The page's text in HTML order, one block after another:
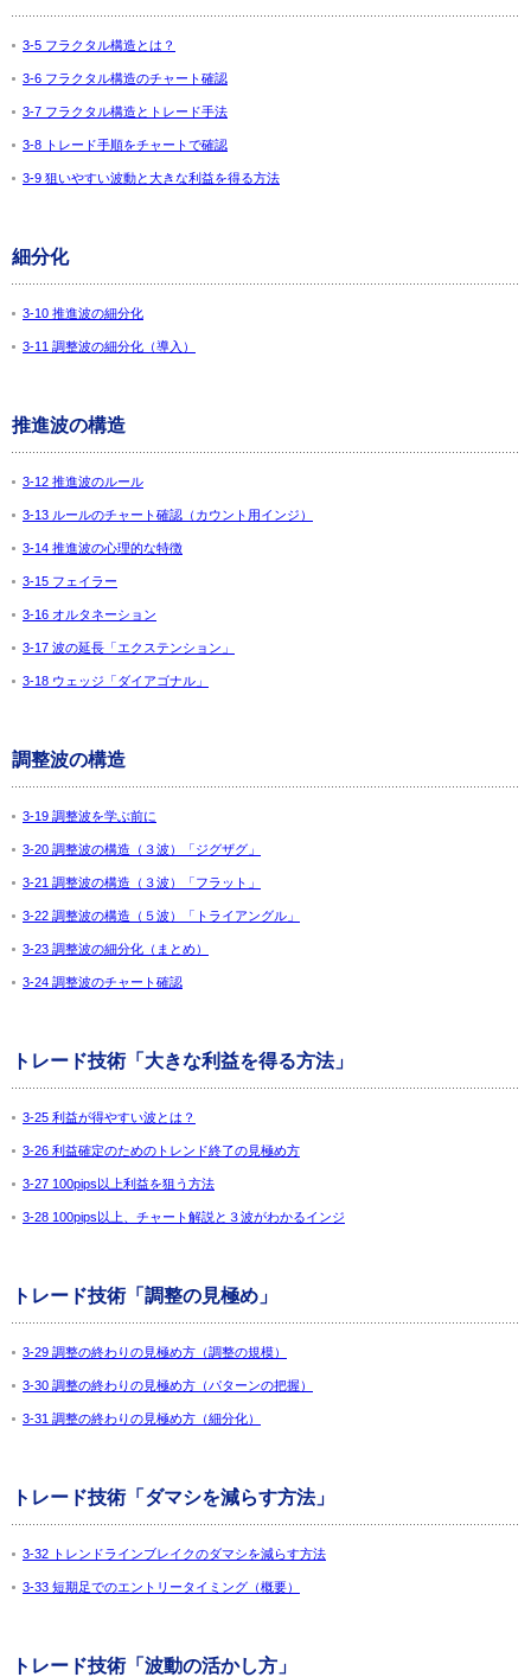
3-5 フラクタル構造とは？
3-6 フラクタル構造のチャート確認
3-7 フラクタル構造とトレード手法
3-8 トレード手順をチャートで確認
3-9 狙いやすい波動と大きな利益を得る方法
細分化
3-10 推進波の細分化
3-11 調整波の細分化（導入）
推進波の構造
3-12 推進波のルール
3-13 ルールのチャート確認（カウント用インジ）
3-14 推進波の心理的な特徴
3-15 フェイラー
3-16 オルタネーション
3-17 波の延長「エクステンション」
3-18 ウェッジ「ダイアゴナル」
調整波の構造
3-19 調整波を学ぶ前に
3-20 調整波の構造（３波）「ジグザグ」
3-21 調整波の構造（３波）「フラット」
3-22 調整波の構造（５波）「トライアングル」
3-23 調整波の細分化（まとめ）
3-24 調整波のチャート確認
トレード技術「大きな利益を得る方法」
3-25 利益が得やすい波とは？
3-26 利益確定のためのトレンド終了の見極め方
3-27 100pips以上利益を狙う方法
3-28 100pips以上、チャート解説と３波がわかるインジ
トレード技術「調整の見極め」
3-29 調整の終わりの見極め方（調整の規模）
3-30 調整の終わりの見極め方（パターンの把握）
3-31 調整の終わりの見極め方（細分化）
トレード技術「ダマシを減らす方法」
3-32 トレンドラインブレイクのダマシを減らす方法
3-33 短期足でのエントリータイミング（概要）
トレード技術「波動の活かし方」